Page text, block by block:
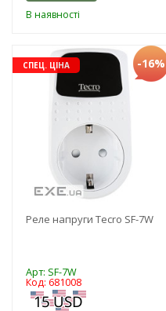
В наявності
СПЕЦ. ЦІНА -16%
Реле напруги Tecro SF-7W
Арт: SF-7W
Код: 681008